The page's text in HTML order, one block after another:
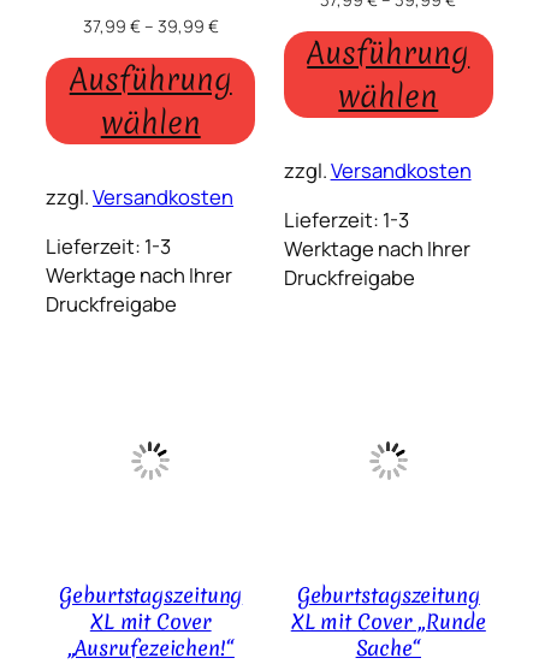
37,99 €– 39,99 €
Ausführung
wählen
zzgl.Versandkosten
Lieferzeit: 1-3
Werktage nach Ihrer
Druckfreigabe
Ausführung
wählen
zzgl.Versandkosten
Lieferzeit: 1-3
Werktage nach Ihrer
Druckfreigabe
Geburtstagszeitung
XL mit Cover
„Ausrufezeichen!“
Geburtstagszeitung
XL mit Cover „Runde
Sache“